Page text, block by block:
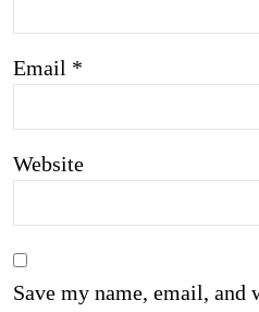
Email *
Website
Save my name, email, and